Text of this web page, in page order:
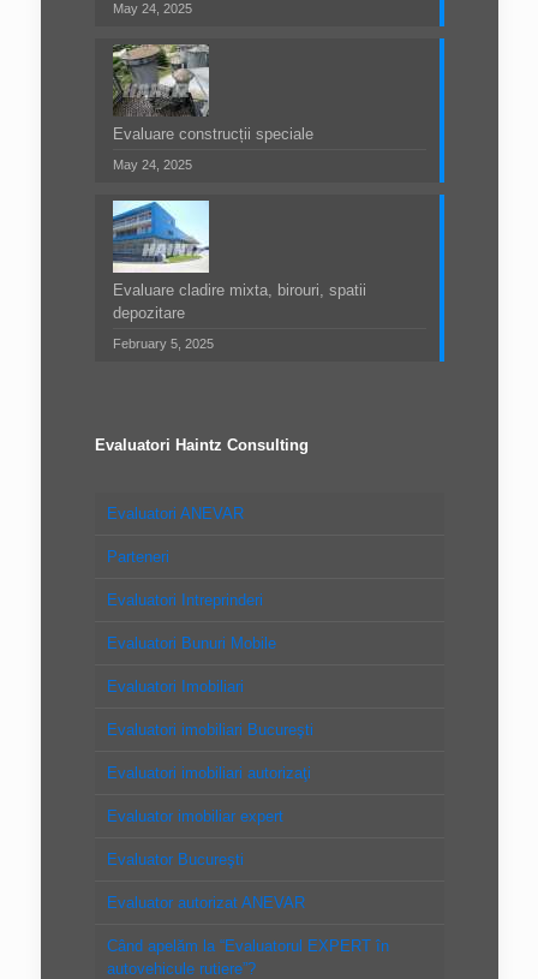
May 24, 2025
Evaluare construcții speciale
May 24, 2025
Evaluare cladire mixta, birouri, spatii
depozitare
February 5, 2025
Evaluatori Haintz Consulting
Evaluatori ANEVAR
Parteneri
Evaluatori Intreprinderi
Evaluatori Bunuri Mobile
Evaluatori Imobiliari
Evaluatori imobiliari Bucureşti
Evaluatori imobiliari autorizaţi
Evaluator imobiliar expert
Evaluator Bucureşti
Evaluator autorizat ANEVAR
Când apelăm la “Evaluatorul EXPERT în
autovehicule rutiere”?